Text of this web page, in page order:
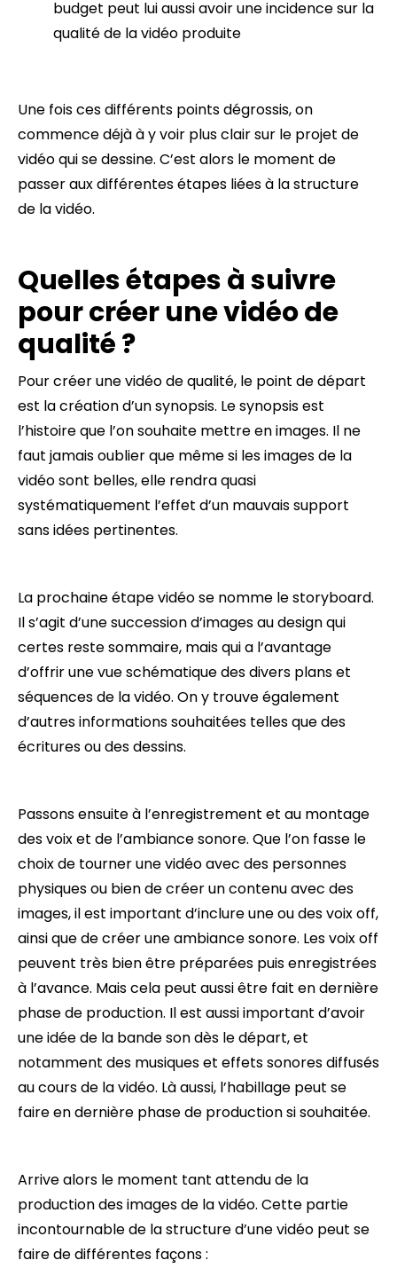
budget peut lui aussi avoir une incidence sur la
qualité de la vidéo produite
Une fois ces différents points dégrossis, on
commence déjà à y voir plus clair sur le projet de
vidéo qui se dessine. C’est alors le moment de
passer aux différentes étapes liées à la structure
de la vidéo.
Quelles étapes à suivre
pour créer une vidéo de
qualité ?
Pour créer une vidéo de qualité, le point de départ
est la création d’un synopsis. Le synopsis est
l’histoire que l’on souhaite mettre en images. Il ne
faut jamais oublier que même si les images de la
vidéo sont belles, elle rendra quasi
systématiquement l’effet d’un mauvais support
sans idées pertinentes.
La prochaine étape vidéo se nomme le storyboard.
Il s’agit d’une succession d’images au design qui
certes reste sommaire, mais qui a l’avantage
d’offrir une vue schématique des divers plans et
séquences de la vidéo. On y trouve également
d’autres informations souhaitées telles que des
écritures ou des dessins.
Passons ensuite à l’enregistrement et au montage
des voix et de l’ambiance sonore. Que l’on fasse le
choix de tourner une vidéo avec des personnes
physiques ou bien de créer un contenu avec des
images, il est important d’inclure une ou des voix off,
ainsi que de créer une ambiance sonore. Les voix off
peuvent très bien être préparées puis enregistrées
à l’avance. Mais cela peut aussi être fait en dernière
phase de production. Il est aussi important d’avoir
une idée de la bande son dès le départ, et
notamment des musiques et effets sonores diffusés
au cours de la vidéo. Là aussi, l’habillage peut se
faire en dernière phase de production si souhaitée.
Arrive alors le moment tant attendu de la
production des images de la vidéo. Cette partie
incontournable de la structure d’une vidéo peut se
faire de différentes façons :